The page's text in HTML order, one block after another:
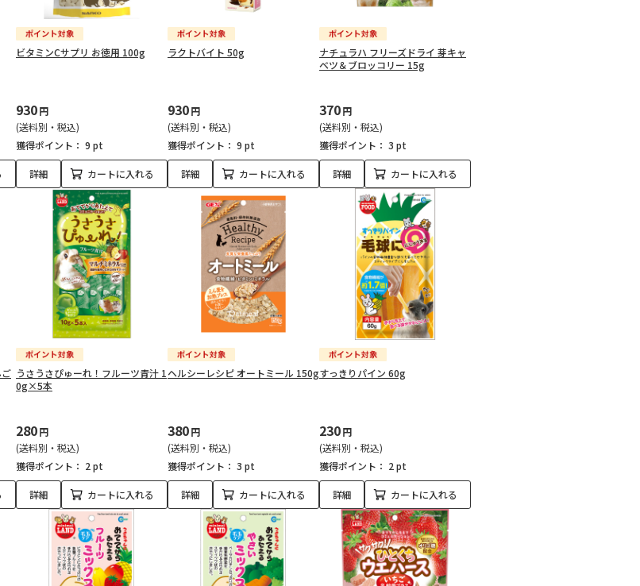
ビタミンCサプリ お徳用 100g
930円
(送料別・税込)
獲得ポイント： 9 pt
詳細 カートに入れる
ラクトバイト 50g
930円
(送料別・税込)
獲得ポイント： 9 pt
詳細 カートに入れる
ナチュラハ フリーズドライ 芽キャ
ベツ＆ブロッコリー 15g
370円
(送料別・税込)
獲得ポイント： 3 pt
詳細 カートに入れる
うさうさぴゅーれ！フルーツ青汁 1
0g×5本
280円
(送料別・税込)
獲得ポイント： 2 pt
詳細 カートに入れる
ヘルシーレシピ オートミール 150g
380円
(送料別・税込)
獲得ポイント： 3 pt
詳細 カートに入れる
すっきりパイン 60g
230円
(送料別・税込)
獲得ポイント： 2 pt
詳細 カートに入れる